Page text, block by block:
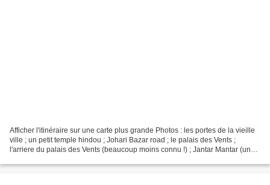
Afficher l'itinéraire sur une carte plus grande Photos : les portes de la vieille
ville ; un petit temple hindou ; Johari Bazar road ; le palais des Vents ;
l'arriere du palais des Vents (beaucoup moins connu !) ; Jantar Mantar (un